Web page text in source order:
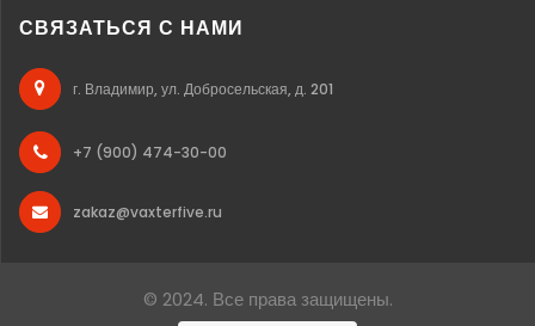
СВЯЗАТЬСЯ С НАМИ
г. Владимир, ул. Добросельская, д. 201
+7 (900) 474-30-00
zakaz@vaxterfive.ru
© 2024. Все права защищены.